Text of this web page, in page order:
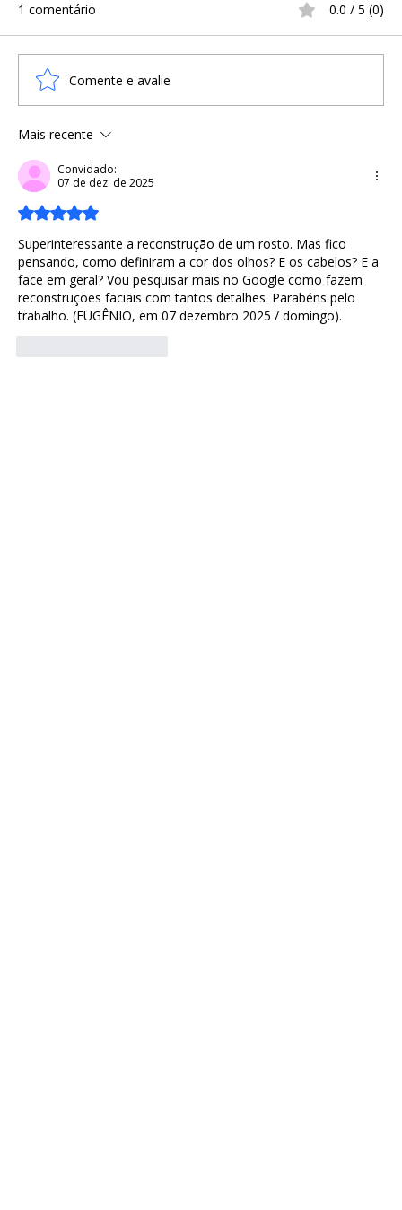
Treinamento e o Cotidiano
Escandinavo
1 comentário 0.0 / 5 (0)
Comente e avalie
Mais recente
Convidado:
07 de dez. de 2025
Avaliado com 5 de 5 estrelas.
Superinteressante a reconstrução de um rosto. Mas fico
pensando, como definiram a cor dos olhos? E os cabelos? E a
face em geral? Vou pesquisar mais no Google como fazem
reconstruções faciais com tantos detalhes. Parabéns pelo
trabalho. (EUGÊNIO, em 07 dezembro 2025 / domingo).